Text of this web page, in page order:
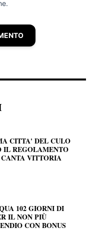
CITTA' DEL CULO
IL REGOLAMENTO
VITTORIA
102 GIORNI DI
IL NON PIÙ
CON BONUS